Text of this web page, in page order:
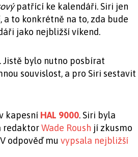
patřící ke kalendáři. Siri jen
a to konkrétně na to, zda bude
jako nejbližší víkend.
Jistě bylo nutno posbírat
souvislost, a pro Siri sestavit
kapesní HAL 9000. Siri byla
redaktorWade Roush jí zkusmo
odpověď mu vypsala nejbližší